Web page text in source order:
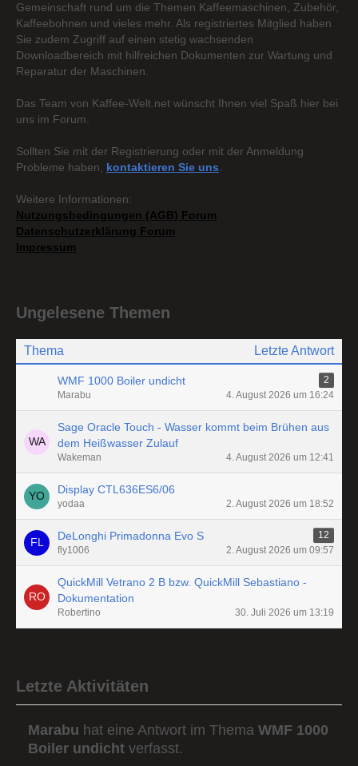
Gemeinschaft rund um die Themen Kaffeemaschinen, Zubehör,
Kaffeebohnen und vieles mehr. Als registriertes Mitglied haben
Sie zudem Zugriff auf einen stetig wachsenden
Downloadbereich mit hilfreichen Dokumenten zur Wartung und
Reparatur der Maschinen.
Das Team von Kaffee-Welt.net wünscht Ihnen viel Spaß hier bei
uns im Forum.
Sollten Sie mit der Registrierung oder mit der Anmeldung
Probleme haben, kontaktieren Sie uns
Weitere Informationen:
Nutzungsbedingungen (AGB) Forum
Datenschutzerklärung Forum
Impressum
Ungelesene Themen
Thema Letzte Antwort
WMF 1000 Boiler undicht
2
Marabu
4. August 2026 um 16:24
Sage Oracle Touch - Wasser kommt beim Brühen aus
dem Heißwasser Zulauf
Wakeman 4. August 2026 um 12:41
Display CTL636ES6/06
yodaa 2. August 2026 um 18:52
DeLonghi Primadonna Evo S
12
fly1006
2. August 2026 um 09:57
QuickMill Vetrano 2 B bzw. QuickMill Sebastiano -
Dokumentation
Robertino 30. Juli 2026 um 13:19
Letzte Aktivitäten
Marabu hat eine Antwort im Thema WMF 1000
Boiler undicht verfasst.